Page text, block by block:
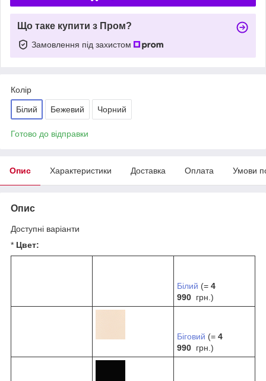
Що таке купити з Пром?
Замовлення під захистом
Колір
Білий Бежевий Чорний
Готово до відправки
Опис Характеристики Доставка Оплата Умови
Опис
Доступні варіанти
* Цвет:
Білий (= 4
990 грн.)
Біговий (= 4
990 грн.)